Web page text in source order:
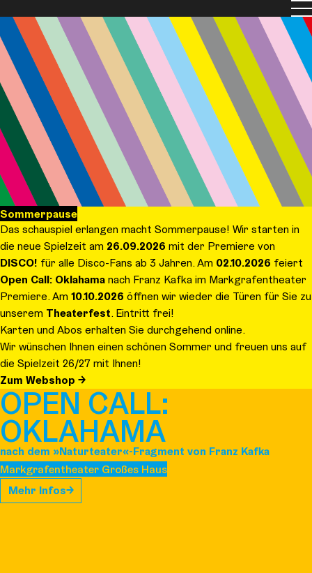
Sommerpause
Das schauspiel erlangen macht Sommerpause! Wir starten in
die neue Spielzeit am 26.09.2026 mit der Premiere von
DISCO! für alle Disco-Fans ab 3 Jahren. Am 02.10.2026 feiert
Open Call: Oklahamanach Franz Kafka im Markgrafentheater
Premiere. Am 10.10.2026 öffnen wir wieder die Türen für Sie zu
unserem Theaterfest. Eintritt frei!
Karten und Abos erhalten Sie durchgehend online.
Wir wünschen Ihnen einen schönen Sommer und freuen uns auf
die Spielzeit 26/27 mit Ihnen!
Zum Webshop
OPEN CALL:
OKLAHAMA
nach dem »Naturteater«-Fragment von Franz Kafka
Markgrafentheater Großes Haus
Mehr Infos